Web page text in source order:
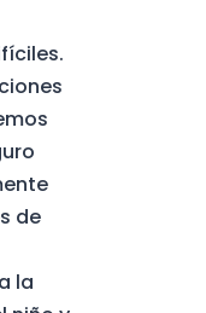
de
la